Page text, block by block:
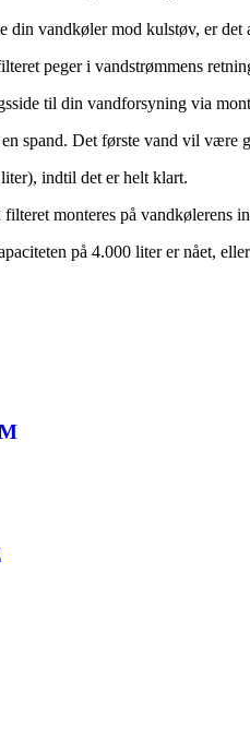
din vandkøler mod kulstøv, er
peger i vandstrømmens
til din vandforsyning via
spand. Det første vand vil
indtil det er helt klart.
monteres på vandkølerens
på 4.000 liter er nået,